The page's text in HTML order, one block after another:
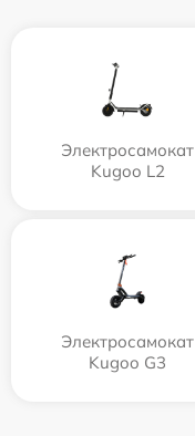
Электросамокат
Kugoo L2
Электросамокат
Kugoo G3